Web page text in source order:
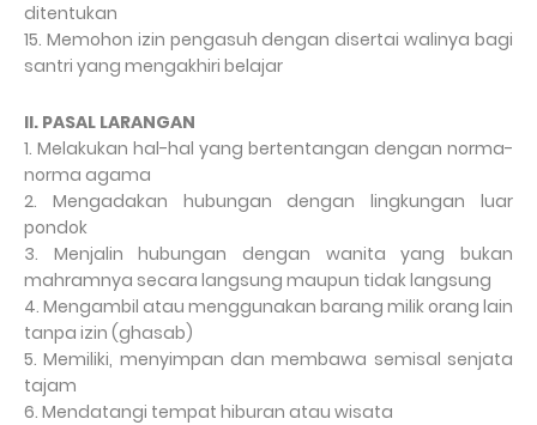
ditentukan
15. Memohon izin pengasuh dengan disertai walinya bagi
santri yang mengakhiri belajar
II. PASAL LARANGAN
1. Melakukan hal-hal yang bertentangan dengan norma-
norma agama
2. Mengadakan hubungan dengan lingkungan luar
pondok
3. Menjalin hubungan dengan wanita yang bukan
mahramnya secara langsung maupun tidak langsung
4. Mengambil atau menggunakan barang milik orang lain
tanpa izin (ghasab)
5. Memiliki, menyimpan dan membawa semisal senjata
tajam
6. Mendatangi tempat hiburan atau wisata